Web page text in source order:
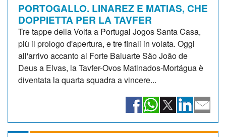
PORTOGALLO. LINAREZ E MATIAS, CHE
DOPPIETTA PER LA TAVFER
Tre tappe della Volta a Portugal Jogos Santa Casa,
più il prologo d'apertura, e tre finali in volata. Oggi
all'arrivo accanto al Forte Baluarte São João de
Deus a Elvas, la Tavfer-Ovos Matinados-Mortágua è
diventata la quarta squadra a vincere...